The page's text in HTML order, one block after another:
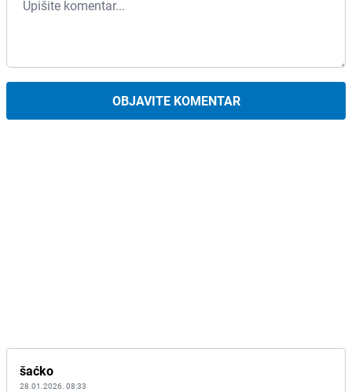
OBJAVITE KOMENTAR
šaćko
28.01.2026. 08:33